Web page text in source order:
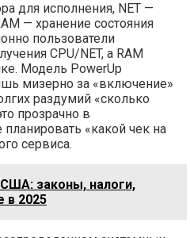
для исполнения, NET —
— хранение состояния
пользователи
CPU/NET, а RAM
Модель PowerUp
мизерно за «включение»
раздумий «сколько
прозрачно в
«какой чек на
сервиса.
законы, налоги,
в 2025